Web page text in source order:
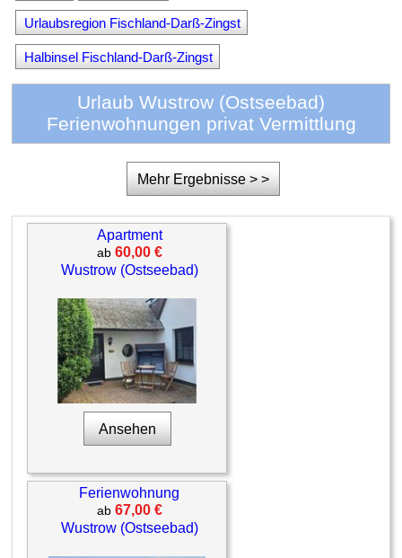
Urlaubsregion Fischland-Darß-Zingst
Halbinsel Fischland-Darß-Zingst
Urlaub Wustrow (Ostseebad)
Ferienwohnungen privat Vermittlung
Mehr Ergebnisse > >
Apartment
ab 60,00 €
Wustrow (Ostseebad)
Ansehen
Ferienwohnung
ab 67,00 €
Wustrow (Ostseebad)